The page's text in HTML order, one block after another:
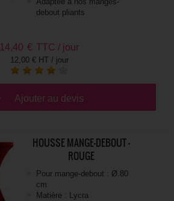
debout pliants
14,40 € TTC / jour
12,00 € HT / jour
Ajouter au devis
HOUSSE MANGE-DEBOUT -
ROUGE
Pour mange-debout : Ø.80
cm
Matière : Lycra